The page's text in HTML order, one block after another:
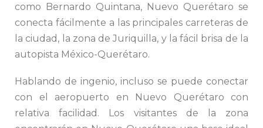
como Bernardo Quintana, Nuevo Querétaro se
conecta fácilmente a las principales carreteras de
la ciudad, la zona de Juriquilla, y la fácil brisa de la
autopista México-Querétaro.
Hablando de ingenio, incluso se puede conectar
con el aeropuerto en Nuevo Querétaro con
relativa facilidad. Los visitantes de la zona